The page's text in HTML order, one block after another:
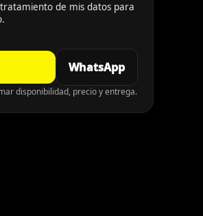
de mis datos para
WhatsApp
disponibilidad, precio y entrega.